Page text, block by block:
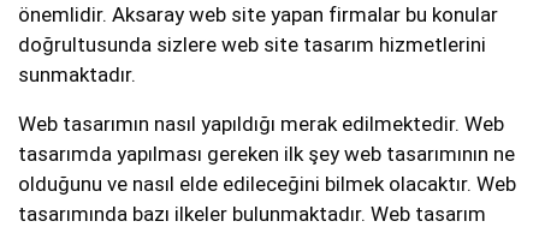
önemlidir. Aksaray web site yapan firmalar bu konular
doğrultusunda sizlere web site tasarım hizmetlerini
sunmaktadır.
Web tasarımın nasıl yapıldığı merak edilmektedir. Web
tasarımda yapılması gereken ilk şey web tasarımının ne
olduğunu ve nasıl elde edileceğini bilmek olacaktır. Web
tasarımında bazı ilkeler bulunmaktadır. Web tasarım